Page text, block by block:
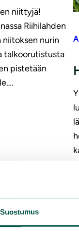
Suostumus
niittyjä!
Riihilahden
niitoksen nurin
talkoorutistusta
pistetään